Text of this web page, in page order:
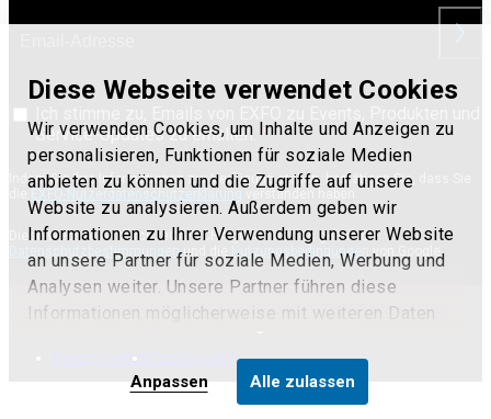
Diese Webseite verwendet Cookies
Wir verwenden Cookies, um Inhalte und Anzeigen zu
personalisieren, Funktionen für soziale Medien
anbieten zu können und die Zugriffe auf unsere
Website zu analysieren. Außerdem geben wir
Informationen zu Ihrer Verwendung unserer Website
an unsere Partner für soziale Medien, Werbung und
Analysen weiter. Unsere Partner führen diese
Informationen möglicherweise mit weiteren Daten
die sie im Rahmen Ihrer Nutzung der Dienste
gesammelt haben.
Alle zulassen
Anpassen
Service-Updates zu erhalten.
Indem Sie Ihre Informationen zur Verfügung stellen, bestätigen Sie, dass Sie
verstanden haben.
Diese Website ist durch reCAPTCHA geschützt. Es gelten die
Datenschutzbestimmungenund die Nutzungsbedingungen von Google.
Terms of use
Privacy notice Cookie policy